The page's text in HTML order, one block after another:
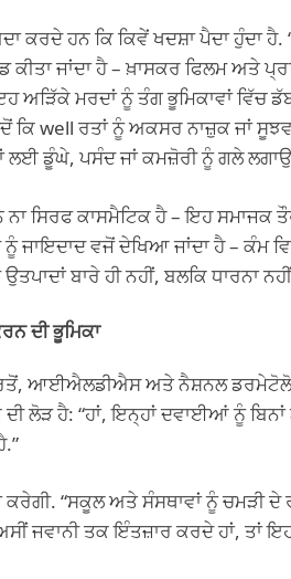
ਕਰਦੇ ਹਨ ਕਿ ਕਿਵੇਂ ਖਦਸ਼ਾ ਪੈਦਾ ਹੁੰਦਾ
ਕੀਤਾ ਜਾਂਦਾ ਹੈ – ਖ਼ਾਸਕਰ ਫਿਲਮ ਅਤੇ
ਅੜਿੱਕੇ ਮਰਦਾਂ ਨੂੰ ਤੰਗ ਭੂਮਿਕਾਵਾਂ ਵਿੱਚ
ਕਿ well ਰਤਾਂ ਨੂੰ ਅਕਸਰ ਨਾਜ਼ੁਕ ਜਾਂ
ਲਈ ਡੂੰਘੇ, ਪਸੰਦ ਜਾਂ ਕਮਜ਼ੋਰੀ ਨੂੰ ਗਲੇ
ਸਿਰਫ ਕਾਸਮੈਟਿਕ ਹੈ – ਇਹ ਸਮਾਜਕ
ਨੂੰ ਜਾਇਦਾਦ ਵਜੋਂ ਦੇਖਿਆ ਜਾਂਦਾ ਹੈ – ਕੰਮ
ਬਾਰੇ ਹੀ ਨਹੀਂ, ਬਲਕਿ ਧਾਰਨਾ
ਦੀ ਭੂਮਿਕਾ
ਆਈਐਲਡੀਐਸ ਅਤੇ ਨੈਸ਼ਨਲ
ਦੀ ਲੋੜ ਹੈ: “ਹਾਂ, ਇਨ੍ਹਾਂ ਦਵਾਈਆਂ ਨੂੰ
“ਸਕੂਲ ਅਤੇ ਸੰਸਥਾਵਾਂ ਨੂੰ ਚਮੜੀ
ਜਵਾਨੀ ਤਕ ਇੰਤਜ਼ਾਰ ਕਰਦੇ ਹਾਂ, ਤਾਂ